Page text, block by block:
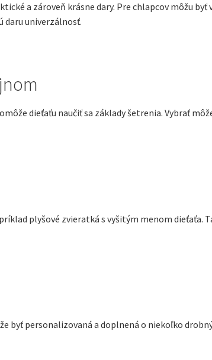
a zároveň krásne dary. Pre chlapcov môžu
daru univerzálnosť.
dieťaťu naučiť sa základy šetrenia. Vybrať
plyšové zvieratká s vyšitým menom dieťaťa.
byť personalizovaná a doplnená o niekoľko